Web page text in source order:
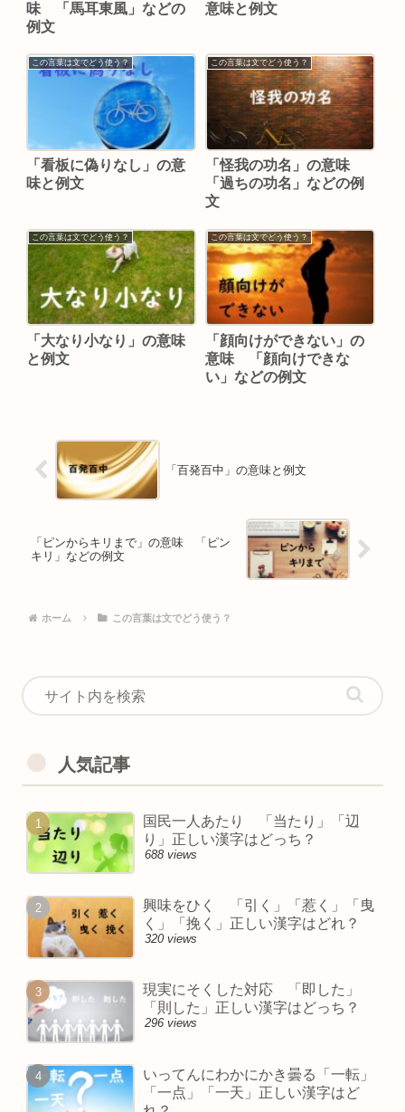
味 「馬耳東風」などの
例文
意味と例文
この言葉は文でどう使う？
「看板に偽りなし」の意
味と例文
この言葉は文でどう使う？
「怪我の功名」の意味
「過ちの功名」などの例
文
この言葉は文でどう使う？
「大なり小なり」の意味
と例文
この言葉は文でどう使う？
「顔向けができない」の
意味 「顔向けできな
い」などの例文
「百発百中」の意味と例文
「ピンからキリまで」の意味 「ピン
キリ」などの例文
ホーム この言葉は文でどう使う？
人気記事
国民一人あたり 「当たり」「辺
り」正しい漢字はどっち？
688 views
興味をひく 「引く」「惹く」「曳
く」「挽く」正しい漢字はどれ？
320 views
現実にそくした対応 「即した」
「則した」正しい漢字はどっち？
296 views
いってんにわかにかき曇る「一転」
「一点」「一天」正しい漢字はど